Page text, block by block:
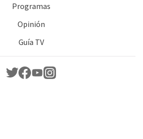
Programas
Opinión
Guía TV